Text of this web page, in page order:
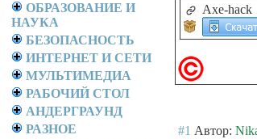
ОБРАЗОВАНИЕ И
НАУКА
БЕЗОПАСНОСТЬ
ИНТЕРНЕТ И СЕТИ
МУЛЬТИМЕДИА
РАБОЧИЙ СТОЛ
АНДЕРГРАУНД
РАЗНОЕ
Axe-hack
#1 Автор: